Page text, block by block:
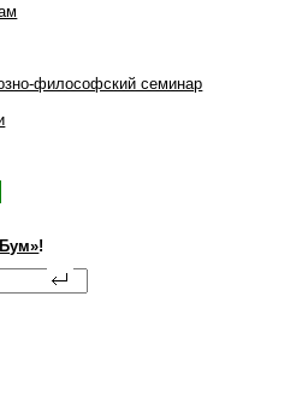
философский семинар
!